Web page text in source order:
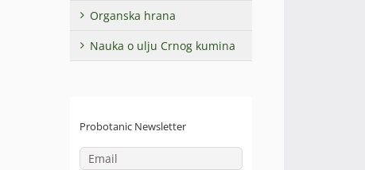
Organska hrana
Nauka o ulju Crnog kumina
Probotanic Newsletter